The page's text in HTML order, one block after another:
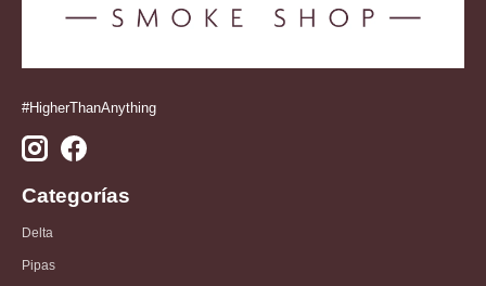
#HigherThanAnything
Categorías
Delta
Pipas